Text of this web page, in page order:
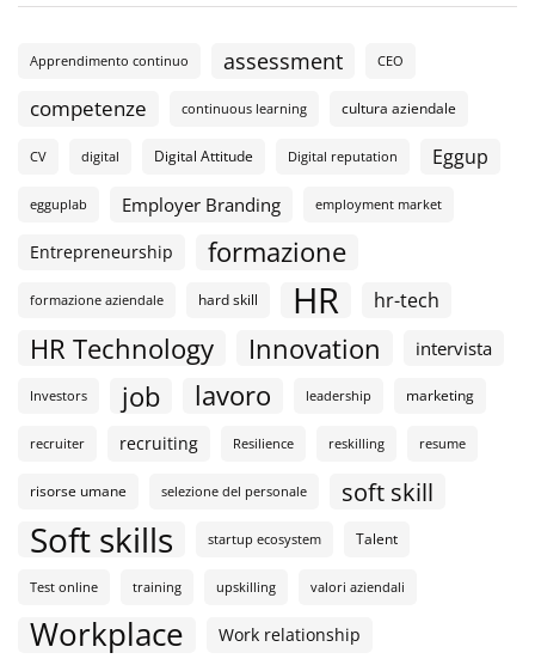
Apprendimento continuo assessment CEO
competenze continuous learning cultura aziendale
CV digital Digital Attitude Digital reputation Eggup
egguplab Employer Branding employment market
Entrepreneurship formazione
formazione aziendale hard skill HR hr-tech
HR Technology Innovation intervista
Investors job lavoro leadership marketing
recruiter recruiting Resilience reskilling resume
risorse umane selezione del personale soft skill
Soft skills startup ecosystem Talent
Test online training upskilling valori aziendali
Workplace Work relationship